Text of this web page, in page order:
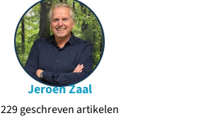
Jeroen Zaal
229 geschreven artikelen